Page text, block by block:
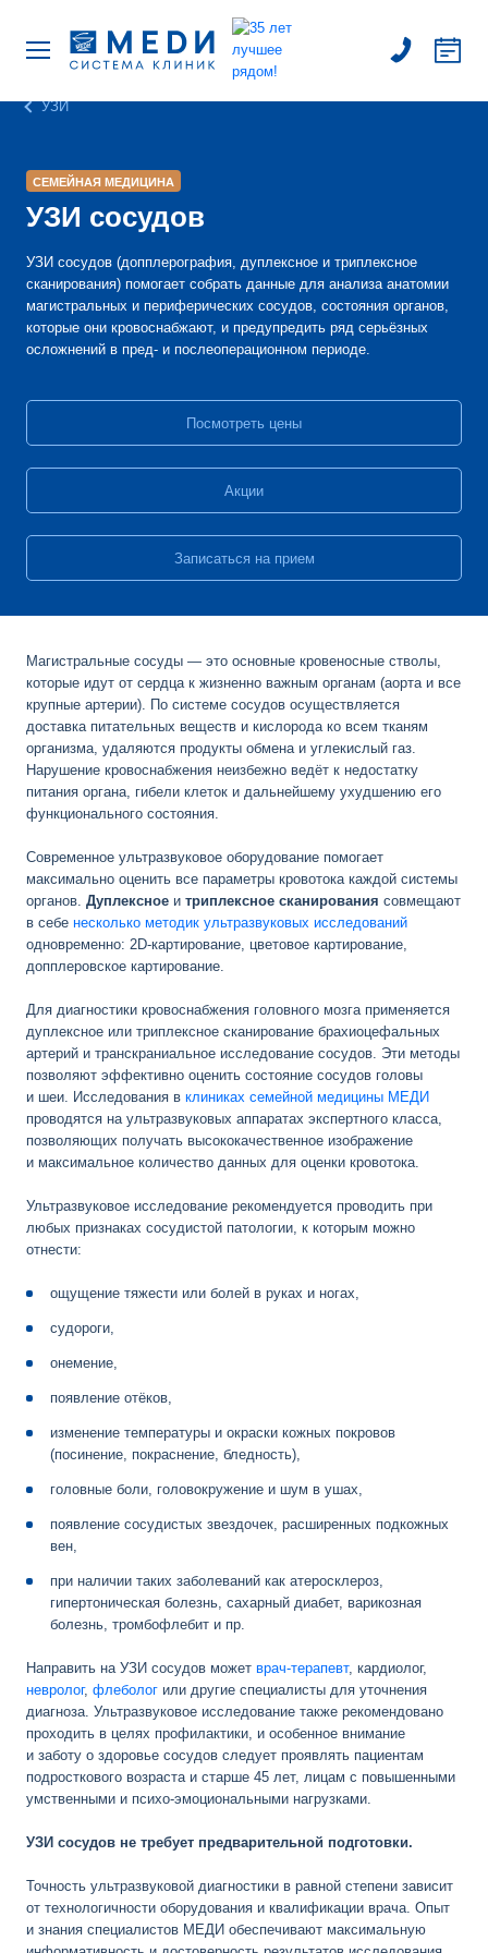
УЗИ
СЕМЕЙНАЯ МЕДИЦИНА
УЗИ сосудов
УЗИ сосудов (допплерография, дуплексное и триплексное
сканирования) помогает собрать данные для анализа анатомии
магистральных и периферических сосудов, состояния органов,
которые они кровоснабжают, и предупредить ряд серьёзных
осложнений в пред- и послеоперационном периоде.
Посмотреть цены
Акции
Записаться на прием
Магистральные сосуды — это основные кровеносные стволы,
которые идут от сердца к жизненно важным органам (аорта и все
крупные артерии). По системе сосудов осуществляется
доставка питательных веществ и кислорода ко всем тканям
организма, удаляются продукты обмена и углекислый газ.
Нарушение кровоснабжения неизбежно ведёт к недостатку
питания органа, гибели клеток и дальнейшему ухудшению его
функционального состояния.
Современное ультразвуковое оборудование помогает
максимально оценить все параметры кровотока каждой системы
органов. Дуплексное и триплексное сканирования совмещают
в себе несколько методик ультразвуковых исследований
одновременно: 2D-картирование, цветовое картирование,
допплеровское картирование.
Для диагностики кровоснабжения головного мозга применяется
дуплексное или триплексное сканирование брахиоцефальных
артерий и транскраниальное исследование сосудов. Эти методы
позволяют эффективно оценить состояние сосудов головы
и шеи. Исследования в клиниках семейной медицины МЕДИ
проводятся на ультразвуковых аппаратах экспертного класса,
позволяющих получать высококачественное изображение
и максимальное количество данных для оценки кровотока.
Ультразвуковое исследование рекомендуется проводить при
любых признаках сосудистой патологии, к которым можно
отнести:
ощущение тяжести или болей в руках и ногах,
судороги,
онемение,
появление отёков,
изменение температуры и окраски кожных покровов
(посинение, покраснение, бледность),
головные боли, головокружение и шум в ушах,
появление сосудистых звездочек, расширенных подкожных
вен,
при наличии таких заболеваний как атеросклероз,
гипертоническая болезнь, сахарный диабет, варикозная
болезнь, тромбофлебит и пр.
Направить на УЗИ сосудов может врач-терапевт, кардиолог,
невролог, флеболог или другие специалисты для уточнения
диагноза. Ультразвуковое исследование также рекомендовано
проходить в целях профилактики, и особенное внимание
и заботу о здоровье сосудов следует проявлять пациентам
подросткового возраста и старше 45 лет, лицам с повышенными
умственными и психо-эмоциональными нагрузками.
УЗИ сосудов не требует предварительной подготовки.
Точность ультразвуковой диагностики в равной степени зависит
от технологичности оборудования и квалификации врача. Опыт
и знания специалистов МЕДИ обеспечивают максимальную